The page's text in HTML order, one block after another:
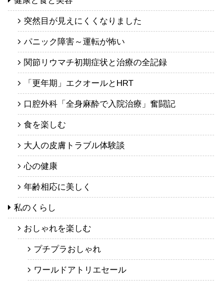
突然目が見えにくくなりました
パニック障害～運転が怖い
関節リウマチ初期症状と治療の全記録
「更年期」エクオールとHRT
口腔外科「全身麻酔で入院治療」奮闘記
食を楽しむ
大人の皮膚トラブル体験談
心の健康
年齢相応に美しく
私のくらし
おしゃれを楽しむ
プチプラおしゃれ
ワールドアトリエセール